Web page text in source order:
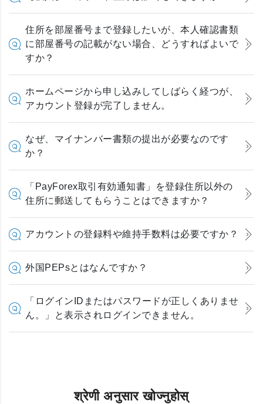
住所を部屋番号まで登録したいが、本人確認書類
に部屋番号の記載がない場合、どうすればよいで
すか？
ホームページから申し込みしてしばらく経つが、
アカウント登録が完了しません。
なぜ、マイナンバー書類の提出が必要なのです
か？
「PayForex取引有効通知書」を登録住所以外の
住所に郵送してもらうことはできますか？
アカウントの登録料や維持手数料は必要ですか？
外国PEPsとはなんですか？
「ログインIDまたはパスワードが正しくありませ
ん。」と表示されログインできません。
श्रेणी अनुसार खोज्नुहोस्